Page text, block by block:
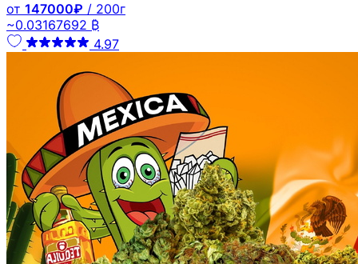
от 147000₽ / 200г
~0.03167692 ₿
4.97